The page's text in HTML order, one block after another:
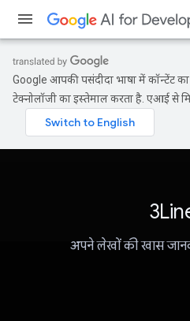
Google आपकी पसंदीदा भाषा में कॉन्टेंट
टेक्नोलॉजी का इस्तेमाल करता है. एआई से
अपने लेखों की खास